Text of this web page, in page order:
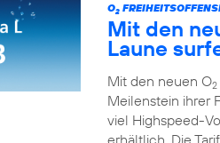
O2
Mit den
Laune
Mit den neuen O2
Meilenstein ihrer
viel Highspeed-
erhältlich. Die